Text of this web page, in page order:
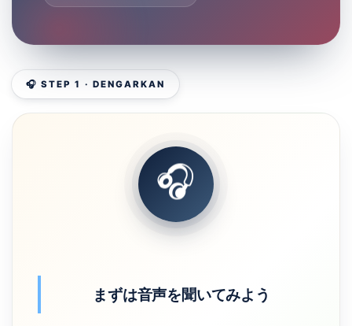
🎧 STEP 1 · DENGARKAN
🎧
まずは音声を聞いてみよう